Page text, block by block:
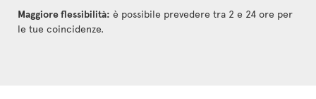
Maggiore flessibilità: è possibile prevedere tra 2 e 24 ore per
le tue coincidenze.